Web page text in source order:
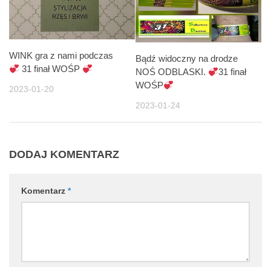
WINK gra z nami podczas
31 finał WOŚP
2023-01-20
Bądź widoczny na drodze
NOŚ ODBLASKI.
31 finał
WOŚP
2023-01-24
DODAJ KOMENTARZ
Komentarz *